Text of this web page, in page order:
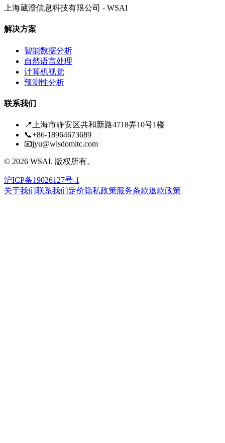
上海葳澄信息科技有限公司 - WSAI
解决方案
智能数据分析
自然语言处理
计算机视觉
预测性分析
联系我们
📍 上海市静安区共和新路4718弄10号1楼
📞+86-18964673689
📧jyu@wisdomitc.com
© 2026 WSAI. 版权所有。
沪ICP备19026127号-1
关于我们联系我们定价隐私政策服务条款退款政策